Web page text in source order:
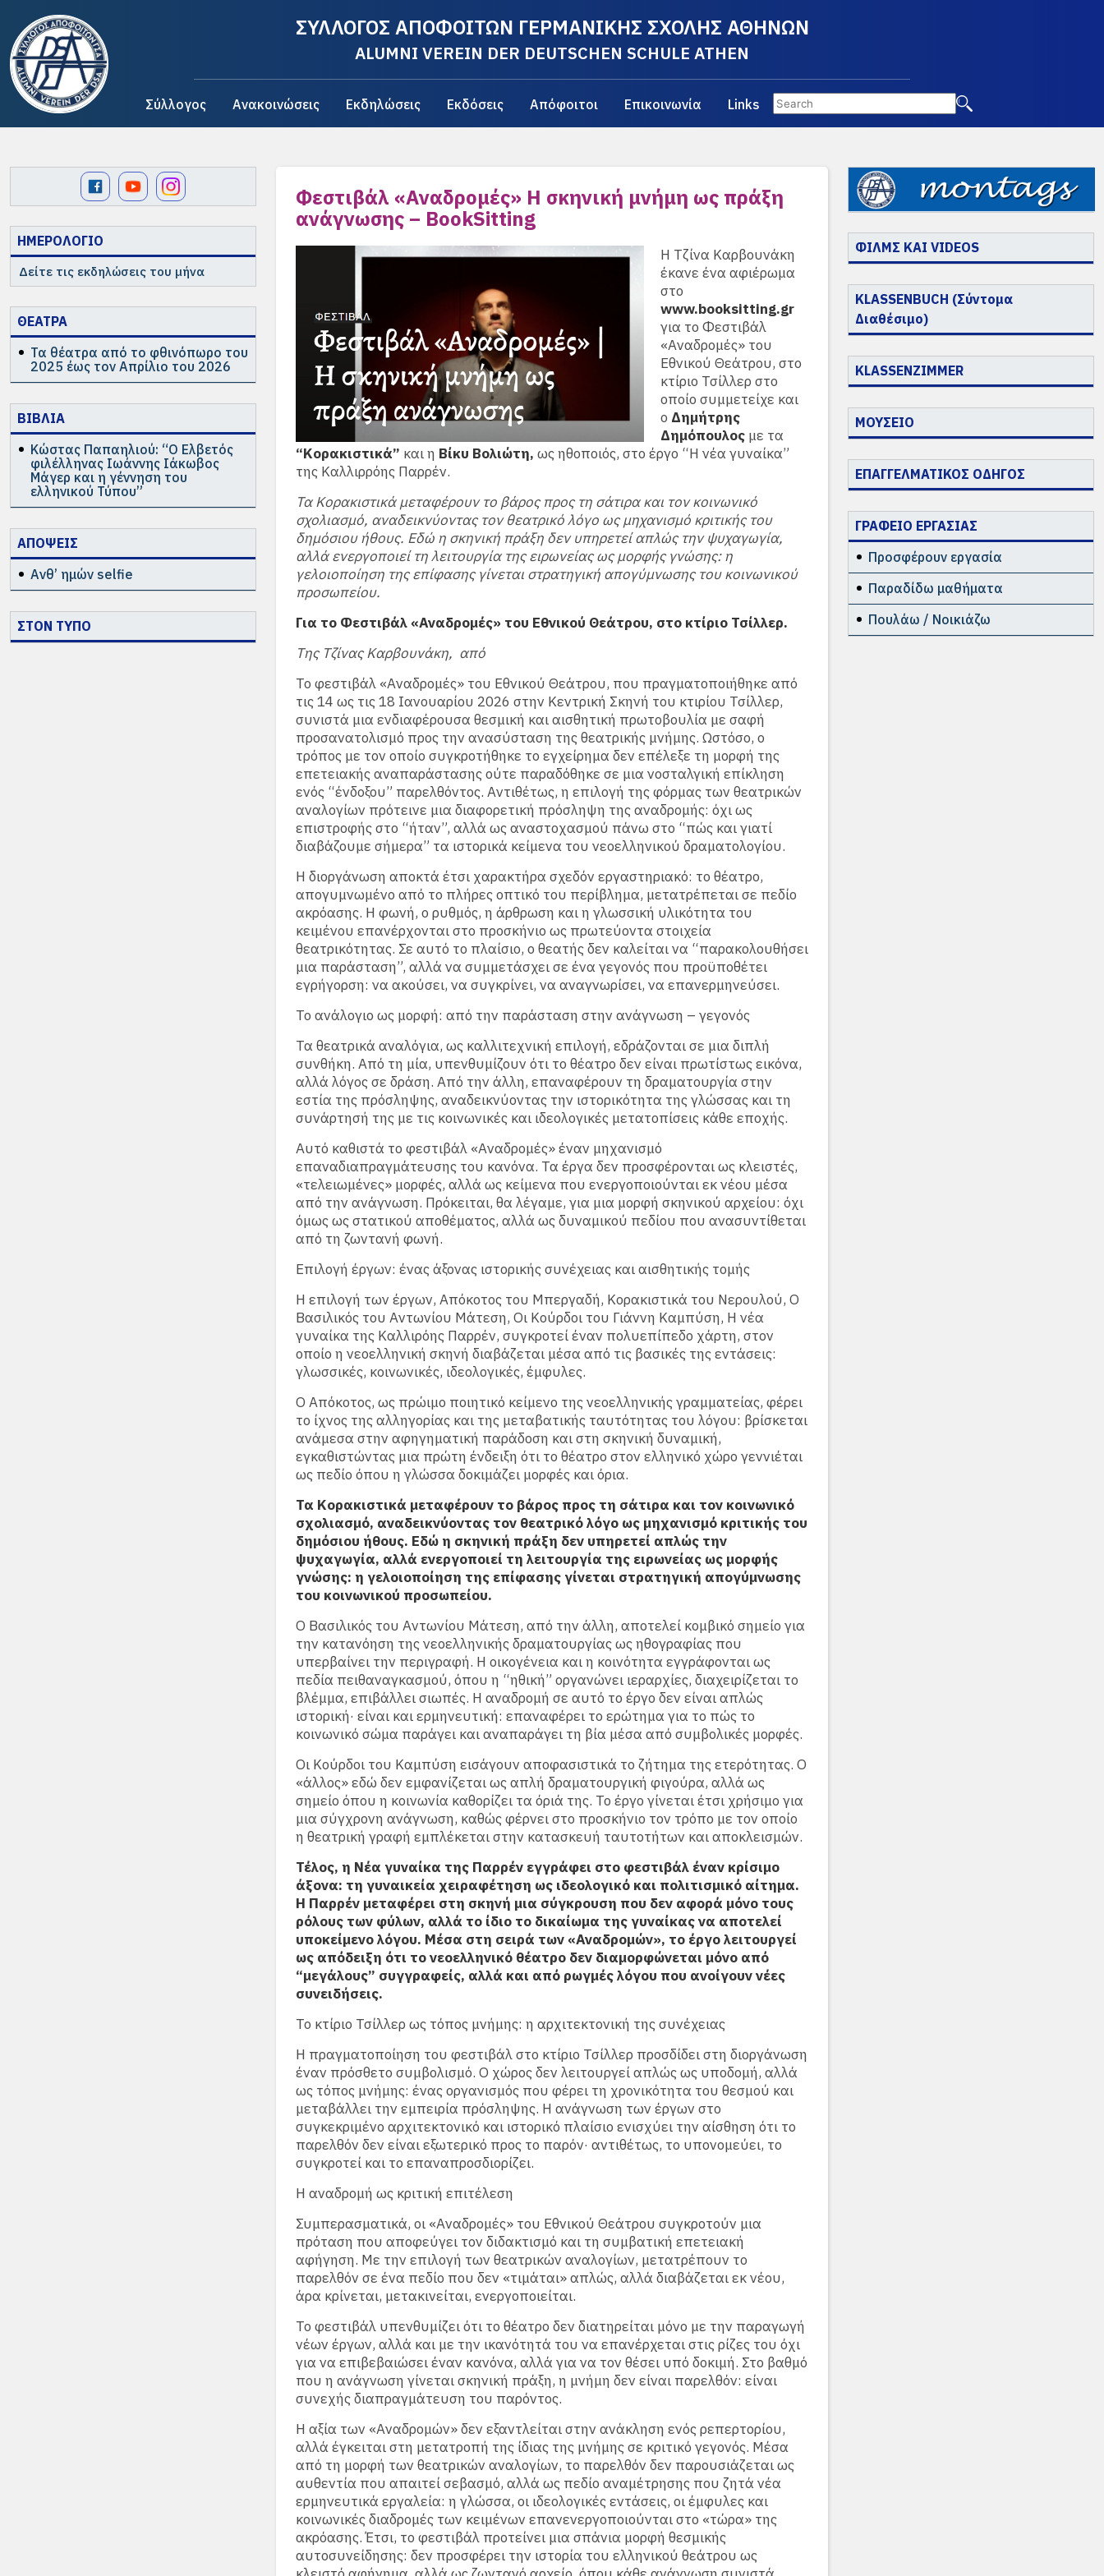
ΣΥΛΛΟΓΟΣ ΑΠΟΦΟΙΤΩΝ ΓΕΡΜΑΝΙΚΗΣ ΣΧΟΛΗΣ ΑΘΗΝΩΝ
ALUMNI VEREIN DER DEUTSCHEN SCHULE ATHEN
Σύλλογος Ανακοινώσεις Εκδηλώσεις Εκδόσεις Απόφοιτοι Επικοινωνία Links
ΗΜΕΡΟΛΟΓΙΟ
Δείτε τις εκδηλώσεις του μήνα
ΘΕΑΤΡΑ
Τα θέατρα από το φθινόπωρο του
2025 έως τον Απρίλιο του 2026
ΒΙΒΛΙΑ
Κώστας Παπαηλιού: “Ο Ελβετός
φιλέλληνας Ιωάννης Ιάκωβος
Μάγερ και η γέννηση του
ελληνικού Τύπου”
ΑΠΟΨΕΙΣ
Ανθ’ ημών selfie
ΣΤΟΝ ΤΥΠΟ
Φεστιβάλ «Aναδρομές» Η σκηνική μνήμη ως πράξη
ανάγνωσης – BookSitting
Η Τζίνα Καρβουνάκη
έκανε ένα αφιέρωμα
στο
www.booksitting.gr
για το Φεστιβάλ
«Αναδρομές» του
Εθνικού Θεάτρου, στο
κτίριο Τσίλλερ στο
οποίο συμμετείχε και
ο Δημήτρης
Δημόπουλος με τα
“Κορακιστικά” και η Βίκυ Βολιώτη, ως ηθοποιός, στο έργο “Η νέα γυναίκα”
της Καλλιρρόης Παρρέν.
Τα Κορακιστικά μεταφέρουν το βάρος προς τη σάτιρα και τον κοινωνικό
σχολιασμό, αναδεικνύοντας τον θεατρικό λόγο ως μηχανισμό κριτικής του
δημόσιου ήθους. Εδώ η σκηνική πράξη δεν υπηρετεί απλώς την ψυχαγωγία,
αλλά ενεργοποιεί τη λειτουργία της ειρωνείας ως μορφής γνώσης: η
γελοιοποίηση της επίφασης γίνεται στρατηγική απογύμνωσης του κοινωνικού
προσωπείου.
Για το Φεστιβάλ «Αναδρομές» του Εθνικού Θεάτρου, στο κτίριο Τσίλλερ.
Της Τζίνας Καρβουνάκη, από
Το φεστιβάλ «Αναδρομές» του Εθνικού Θεάτρου, που πραγματοποιήθηκε από
τις 14 ως τις 18 Ιανουαρίου 2026 στην Κεντρική Σκηνή του κτιρίου Τσίλλερ,
συνιστά μια ενδιαφέρουσα θεσμική και αισθητική πρωτοβουλία με σαφή
προσανατολισμό προς την ανασύσταση της θεατρικής μνήμης. Ωστόσο, ο
τρόπος με τον οποίο συγκροτήθηκε το εγχείρημα δεν επέλεξε τη μορφή της
επετειακής αναπαράστασης ούτε παραδόθηκε σε μια νοσταλγική επίκληση
ενός “ένδοξου” παρελθόντος. Αντιθέτως, η επιλογή της φόρμας των θεατρικών
αναλογίων πρότεινε μια διαφορετική πρόσληψη της αναδρομής: όχι ως
επιστροφής στο “ήταν”, αλλά ως αναστοχασμού πάνω στο “πώς και γιατί
διαβάζουμε σήμερα” τα ιστορικά κείμενα του νεοελληνικού δραματολογίου.
Η διοργάνωση αποκτά έτσι χαρακτήρα σχεδόν εργαστηριακό: το θέατρο,
απογυμνωμένο από το πλήρες οπτικό του περίβλημα, μετατρέπεται σε πεδίο
ακρόασης. Η φωνή, ο ρυθμός, η άρθρωση και η γλωσσική υλικότητα του
κειμένου επανέρχονται στο προσκήνιο ως πρωτεύοντα στοιχεία
θεατρικότητας. Σε αυτό το πλαίσιο, ο θεατής δεν καλείται να “παρακολουθήσει
μια παράσταση”, αλλά να συμμετάσχει σε ένα γεγονός που προϋποθέτει
εγρήγορση: να ακούσει, να συγκρίνει, να αναγνωρίσει, να επανερμηνεύσει.
Το ανάλογιο ως μορφή: από την παράσταση στην ανάγνωση – γεγονός
Τα θεατρικά αναλόγια, ως καλλιτεχνική επιλογή, εδράζονται σε μια διπλή
συνθήκη. Από τη μία, υπενθυμίζουν ότι το θέατρο δεν είναι πρωτίστως εικόνα,
αλλά λόγος σε δράση. Από την άλλη, επαναφέρουν τη δραματουργία στην
εστία της πρόσληψης, αναδεικνύοντας την ιστορικότητα της γλώσσας και τη
συνάρτησή της με τις κοινωνικές και ιδεολογικές μετατοπίσεις κάθε εποχής.
Αυτό καθιστά το φεστιβάλ «Αναδρομές» έναν μηχανισμό
επαναδιαπραγμάτευσης του κανόνα. Τα έργα δεν προσφέρονται ως κλειστές,
«τελειωμένες» μορφές, αλλά ως κείμενα που ενεργοποιούνται εκ νέου μέσα
από την ανάγνωση. Πρόκειται, θα λέγαμε, για μια μορφή σκηνικού αρχείου: όχι
όμως ως στατικού αποθέματος, αλλά ως δυναμικού πεδίου που ανασυντίθεται
από τη ζωντανή φωνή.
Επιλογή έργων: ένας άξονας ιστορικής συνέχειας και αισθητικής τομής
Η επιλογή των έργων, Απόκοτος του Μπεργαδή, Κορακιστικά του Νερουλού, Ο
Βασιλικός του Αντωνίου Μάτεση, Οι Κούρδοι του Γιάννη Καμπύση, Η νέα
γυναίκα της Καλλιρόης Παρρέν, συγκροτεί έναν πολυεπίπεδο χάρτη, στον
οποίο η νεοελληνική σκηνή διαβάζεται μέσα από τις βασικές της εντάσεις:
γλωσσικές, κοινωνικές, ιδεολογικές, έμφυλες.
Ο Απόκοτος, ως πρώιμο ποιητικό κείμενο της νεοελληνικής γραμματείας, φέρει
το ίχνος της αλληγορίας και της μεταβατικής ταυτότητας του λόγου: βρίσκεται
ανάμεσα στην αφηγηματική παράδοση και στη σκηνική δυναμική,
εγκαθιστώντας μια πρώτη ένδειξη ότι το θέατρο στον ελληνικό χώρο γεννιέται
ως πεδίο όπου η γλώσσα δοκιμάζει μορφές και όρια.
Τα Κορακιστικά μεταφέρουν το βάρος προς τη σάτιρα και τον κοινωνικό
σχολιασμό, αναδεικνύοντας τον θεατρικό λόγο ως μηχανισμό κριτικής του
δημόσιου ήθους. Εδώ η σκηνική πράξη δεν υπηρετεί απλώς την
ψυχαγωγία, αλλά ενεργοποιεί τη λειτουργία της ειρωνείας ως μορφής
γνώσης: η γελοιοποίηση της επίφασης γίνεται στρατηγική απογύμνωσης
του κοινωνικού προσωπείου.
Ο Βασιλικός του Αντωνίου Μάτεση, από την άλλη, αποτελεί κομβικό σημείο για
την κατανόηση της νεοελληνικής δραματουργίας ως ηθογραφίας που
υπερβαίνει την περιγραφή. Η οικογένεια και η κοινότητα εγγράφονται ως
πεδία πειθαναγκασμού, όπου η “ηθική” οργανώνει ιεραρχίες, διαχειρίζεται το
βλέμμα, επιβάλλει σιωπές. Η αναδρομή σε αυτό το έργο δεν είναι απλώς
ιστορική· είναι και ερμηνευτική: επαναφέρει το ερώτημα για το πώς το
κοινωνικό σώμα παράγει και αναπαράγει τη βία μέσα από συμβολικές μορφές.
Οι Κούρδοι του Καμπύση εισάγουν αποφασιστικά το ζήτημα της ετερότητας. Ο
«άλλος» εδώ δεν εμφανίζεται ως απλή δραματουργική φιγούρα, αλλά ως
σημείο όπου η κοινωνία καθορίζει τα όριά της. Το έργο γίνεται έτσι χρήσιμο για
μια σύγχρονη ανάγνωση, καθώς φέρνει στο προσκήνιο τον τρόπο με τον οποίο
η θεατρική γραφή εμπλέκεται στην κατασκευή ταυτοτήτων και αποκλεισμών.
Τέλος, η Νέα γυναίκα της Παρρέν εγγράφει στο φεστιβάλ έναν κρίσιμο
άξονα: τη γυναικεία χειραφέτηση ως ιδεολογικό και πολιτισμικό αίτημα.
Η Παρρέν μεταφέρει στη σκηνή μια σύγκρουση που δεν αφορά μόνο τους
ρόλους των φύλων, αλλά το ίδιο το δικαίωμα της γυναίκας να αποτελεί
υποκείμενο λόγου. Μέσα στη σειρά των «Αναδρομών», το έργο λειτουργεί
ως απόδειξη ότι το νεοελληνικό θέατρο δεν διαμορφώνεται μόνο από
“μεγάλους” συγγραφείς, αλλά και από ρωγμές λόγου που ανοίγουν νέες
συνειδήσεις.
Το κτίριο Τσίλλερ ως τόπος μνήμης: η αρχιτεκτονική της συνέχειας
Η πραγματοποίηση του φεστιβάλ στο κτίριο Τσίλλερ προσδίδει στη διοργάνωση
έναν πρόσθετο συμβολισμό. Ο χώρος δεν λειτουργεί απλώς ως υποδομή, αλλά
ως τόπος μνήμης: ένας οργανισμός που φέρει τη χρονικότητα του θεσμού και
μεταβάλλει την εμπειρία πρόσληψης. Η ανάγνωση των έργων στο
συγκεκριμένο αρχιτεκτονικό και ιστορικό πλαίσιο ενισχύει την αίσθηση ότι το
παρελθόν δεν είναι εξωτερικό προς το παρόν· αντιθέτως, το υπονομεύει, το
συγκροτεί και το επαναπροσδιορίζει.
Η αναδρομή ως κριτική επιτέλεση
Συμπερασματικά, οι «Αναδρομές» του Εθνικού Θεάτρου συγκροτούν μια
πρόταση που αποφεύγει τον διδακτισμό και τη συμβατική επετειακή
αφήγηση. Με την επιλογή των θεατρικών αναλογίων, μετατρέπουν το
παρελθόν σε ένα πεδίο που δεν «τιμάται» απλώς, αλλά διαβάζεται εκ νέου,
άρα κρίνεται, μετακινείται, ενεργοποιείται.
Το φεστιβάλ υπενθυμίζει ότι το θέατρο δεν διατηρείται μόνο με την παραγωγή
νέων έργων, αλλά και με την ικανότητά του να επανέρχεται στις ρίζες του όχι
για να επιβεβαιώσει έναν κανόνα, αλλά για να τον θέσει υπό δοκιμή. Στο βαθμό
που η ανάγνωση γίνεται σκηνική πράξη, η μνήμη δεν είναι παρελθόν: είναι
συνεχής διαπραγμάτευση του παρόντος.
Η αξία των «Αναδρομών» δεν εξαντλείται στην ανάκληση ενός ρεπερτορίου,
αλλά έγκειται στη μετατροπή της ίδιας της μνήμης σε κριτικό γεγονός. Μέσα
από τη μορφή των θεατρικών αναλογίων, το παρελθόν δεν παρουσιάζεται ως
αυθεντία που απαιτεί σεβασμό, αλλά ως πεδίο αναμέτρησης που ζητά νέα
ερμηνευτικά εργαλεία: η γλώσσα, οι ιδεολογικές εντάσεις, οι έμφυλες και
κοινωνικές διαδρομές των κειμένων επανενεργοποιούνται στο «τώρα» της
ακρόασης. Έτσι, το φεστιβάλ προτείνει μια σπάνια μορφή θεσμικής
αυτοσυνείδησης: δεν προσφέρει την ιστορία του ελληνικού θεάτρου ως
ΦΙΛΜΣ ΚΑΙ VIDEOS
KLASSENBUCH (Σύντομα
Διαθέσιμο)
KLASSENZIMMER
ΜΟΥΣΕΙΟ
ΕΠΑΓΓΕΛΜΑΤΙΚΟΣ ΟΔΗΓΟΣ
ΓΡΑΦΕΙΟ ΕΡΓΑΣΙΑΣ
Προσφέρουν εργασία
Παραδίδω μαθήματα
Πουλάω / Νοικιάζω